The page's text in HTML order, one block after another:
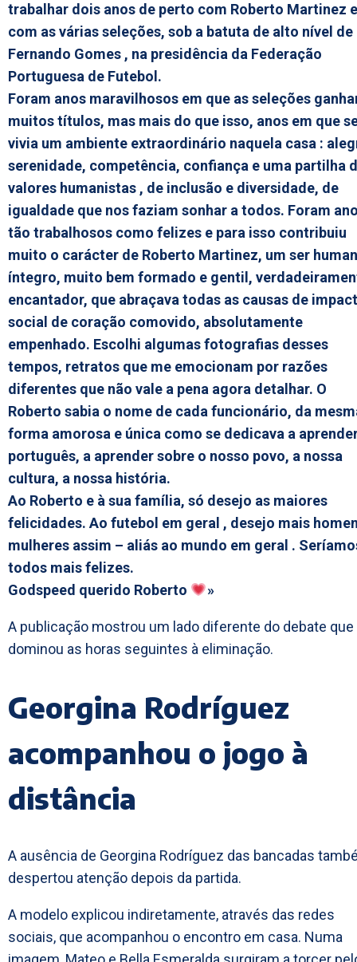
trabalhar dois anos de perto com Roberto Martinez e
com as várias seleções, sob a batuta de alto nível de
Fernando Gomes , na presidência da Federação
Portuguesa de Futebol.
Foram anos maravilhosos em que as seleções
muitos títulos, mas mais do que isso, anos em que
vivia um ambiente extraordinário naquela casa :
serenidade, competência, confiança e uma partilha
valores humanistas , de inclusão e diversidade, de
igualdade que nos faziam sonhar a todos. Foram
tão trabalhosos como felizes e para isso contribuiu
muito o carácter de Roberto Martinez, um ser
íntegro, muito bem formado e gentil,
encantador, que abraçava todas as causas de
social de coração comovido, absolutamente
empenhado. Escolhi algumas fotografias desses
tempos, retratos que me emocionam por razões
diferentes que não vale a pena agora detalhar. O
Roberto sabia o nome de cada funcionário, da
forma amorosa e única como se dedicava a
português, a aprender sobre o nosso povo, a nossa
cultura, a nossa história.
Ao Roberto e à sua família, só desejo as maiores
felicidades. Ao futebol em geral , desejo mais
mulheres assim – aliás ao mundo em geral .
todos mais felizes.
Godspeed querido Roberto
»
A publicação mostrou um lado diferente do debate que
dominou as horas seguintes à eliminação.
Georgina Rodríguez
acompanhou o jogo à
distância
A ausência de Georgina Rodríguez das bancadas
despertou atenção depois da partida.
A modelo explicou indiretamente, através das redes
sociais, que acompanhou o encontro em casa. Numa